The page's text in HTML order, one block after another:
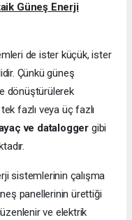
Güneş Enerji
de ister küçük, ister
Çünkü güneş
dönüştürülerek
fazlı veya üç fazlı
ve datalogger gibi
sistemlerinin çalışma
panellerinin ürettiği
ve elektrik